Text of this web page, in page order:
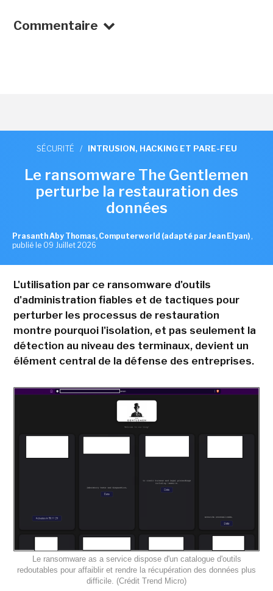
Commentaire
SÉCURITÉ / INTRUSION, HACKING ET PARE-FEU
Le ransomware The Gentlemen
perturbe la restauration des
données
Prasanth Aby Thomas, Computerworld (adapté par Jean Elyan) ,
publié le 09 Juillet 2026
L'utilisation par ce ransomware d'outils
d'administration fiables et de tactiques pour
perturber les processus de restauration
montre pourquoi l'isolation, et pas seulement la
détection au niveau des terminaux, devient un
élément central de la défense des entreprises.
Le ransomware as a service dispose d'un catalogue d'outils
redoutables pour affaiblir et rendre la récupération des données plus
difficile. (Crédit Trend Micro)